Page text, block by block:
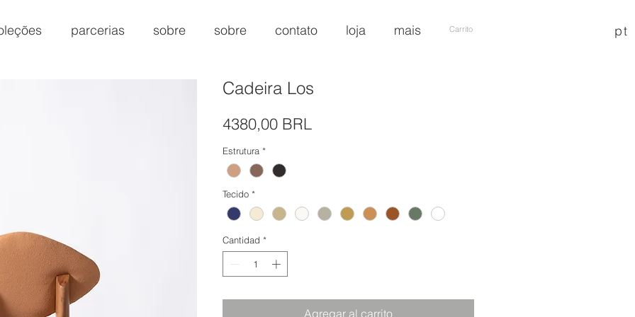
parcerias sobre sobre contato loja mais Carrito pt
Cadeira Los
4380,00 BRLPrecio
Estrutura *
Tecido *
Cantidad *
Agregar al carrito